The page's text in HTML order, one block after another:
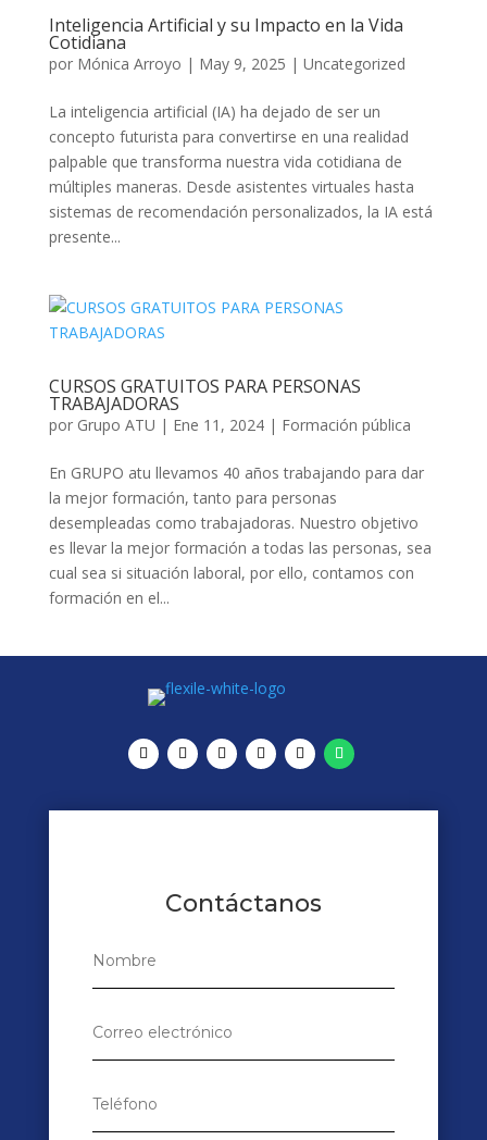
Inteligencia Artificial y su Impacto en la Vida
Cotidiana
por Mónica Arroyo | May 9, 2025 | Uncategorized
La inteligencia artificial (IA) ha dejado de ser un
concepto futurista para convertirse en una realidad
palpable que transforma nuestra vida cotidiana de
múltiples maneras. Desde asistentes virtuales hasta
sistemas de recomendación personalizados, la IA está
presente...
CURSOS GRATUITOS PARA PERSONAS
TRABAJADORAS
por Grupo ATU | Ene 11, 2024| Formación pública
En GRUPO atu llevamos 40 años trabajando para dar
la mejor formación, tanto para personas
desempleadas como trabajadoras. Nuestro objetivo
es llevar la mejor formación a todas las personas, sea
cual sea si situación laboral, por ello, contamos con
formación en el...
Contáctanos